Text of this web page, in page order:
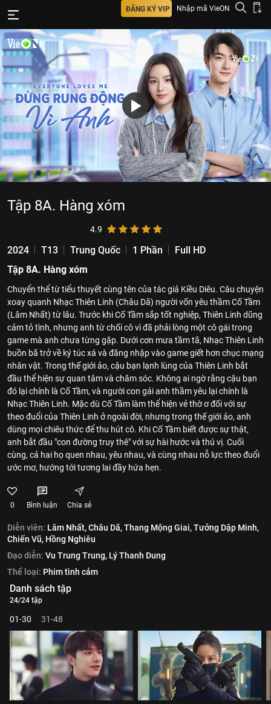
ĐĂNG KÝ VIP Nhập mã VieON
Tập 8A. Hàng xóm
4.9
2024 T13 Trung Quốc 1 Phần
Full HD
Tập 8A. Hàng xóm
Chuyển thể từ tiểu thuyết cùng tên của tác giả Kiều Diêu. Câu chuyện
xoay quanh Nhạc Thiên Linh (Châu Dã) người vốn yêu thầm Cố Tầm
(Lâm Nhất) từ lâu. Trước khi Cố Tầm sắp tốt nghiệp, Thiên Linh dũng
cảm tỏ tình, nhưng anh từ chối cô vì đã phải lòng một cô gái trong
game mà anh chưa từng gặp. Dưới cơn mưa tầm tã, Nhạc Thiên Linh
buồn bã trở về ký túc xá và đăng nhập vào game giết hơn chục mạng
nhân vật. Trong thế giới ảo, cậu bạn lạnh lùng của Thiên Linh bắt
đầu thể hiện sự quan tâm và chăm sóc. Không ai ngờ rằng cậu bạn
đó lại chính là Cố Tầm, và người con gái anh thầm yêu lại chính là
Nhạc Thiên Linh. Mặc dù Cố Tầm làm thể hiện vẻ thờ ơ đối với sự
theo đuổi của Thiên Linh ở ngoài đời, nhưng trong thế giới ảo, anh
dùng mọi chiêu thức để thu hút cô. Khi Cố Tầm biết được sự thật,
anh bắt đầu "con đường truy thê" với sự hài hước và thú vị. Cuối
cùng, cả hai họ quen nhau, yêu nhau, và cùng nhau nỗ lực theo đuổi
ước mơ, hướng tới tương lai đầy hứa hẹn.
0 Bình luận Chia sẻ
Diễn viên: Lâm Nhất,Châu Dã,Thang Mộng Giai,Tưởng Dập Minh,
Chiến Vũ, Hồng Nghiêu
Đạo diễn: Vu Trung Trung, Lý Thanh Dung
Thể loại: Phim tình cảm
Danh sách tập
24/24 tập
01-30 31-48